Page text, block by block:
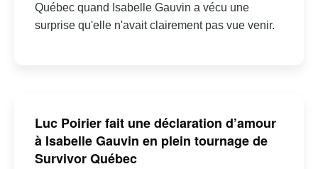
Québec quand Isabelle Gauvin a vécu une
surprise qu'elle n'avait clairement pas vue venir.
Luc Poirier fait une déclaration d’amour
à Isabelle Gauvin en plein tournage de
Survivor Québec